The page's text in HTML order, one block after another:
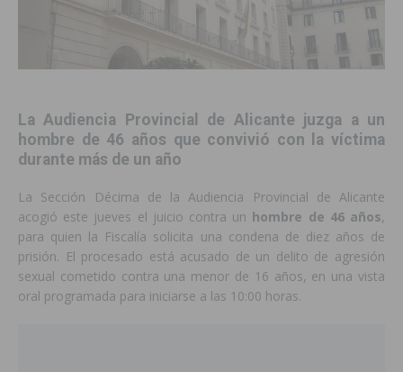
La Audiencia Provincial de Alicante juzga a un
hombre de 46 años que convivió con la víctima
durante más de un año
La Sección Décima de la Audiencia Provincial de Alicante
acogió este jueves el juicio contra un hombre de 46 años,
para quien la Fiscalía solicita una condena de diez años de
prisión. El procesado está acusado de un delito de agresión
sexual cometido contra una menor de 16 años, en una vista
oral programada para iniciarse a las 10:00 horas.